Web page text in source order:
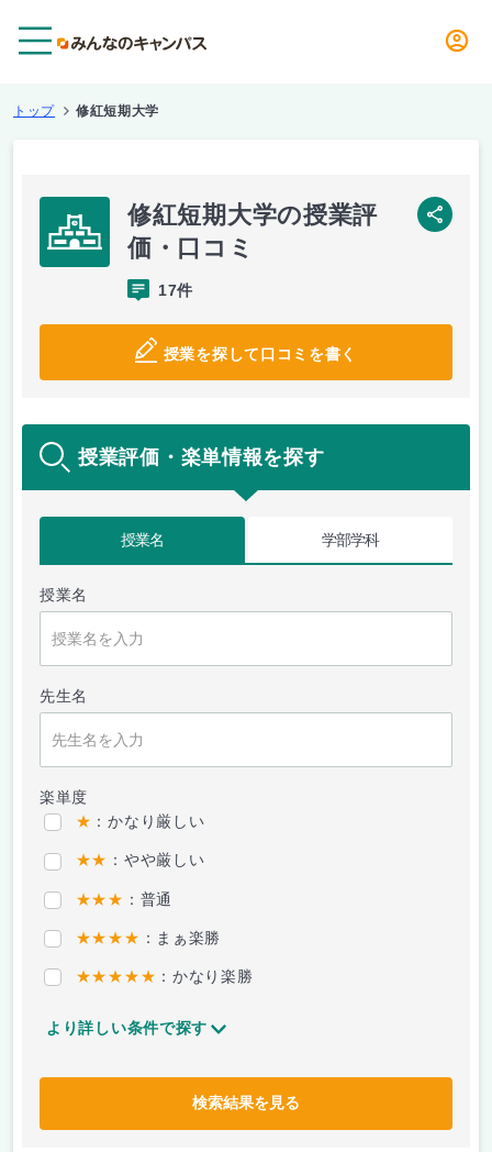
トップ 修紅短期大学
修紅短期大学の授業評
価・口コミ
17件
授業を探して口コミを書く
SNS
授業評価・楽単情報を探す
授業名 学部学科
授業名
先生名
楽単度
★ ：かなり厳しい
★★ ：やや厳しい
★★★ ：普通
★★★★ ：まぁ楽勝
★★★★★ ：かなり楽勝
より詳しい条件で探す
検索結果を見る